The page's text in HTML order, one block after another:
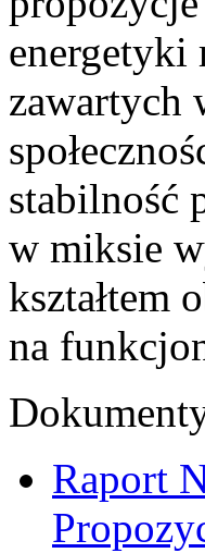
energetyki
zawartych
stabilność
w miksie
kształtem
na
Raport